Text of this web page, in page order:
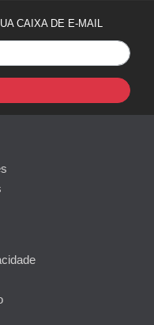
CAIXA DE E-MAIL